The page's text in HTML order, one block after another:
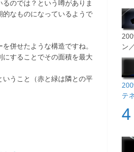
のでは？という噂がありま
なものになっているようで
併せたような構造ですね。
することでその面積を最大
いうこと（赤と緑は隣との平
ン
テ